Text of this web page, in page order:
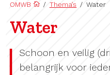
OMWB / Thema’s / Water
Water
Schoon en veilig
belangrijk voor